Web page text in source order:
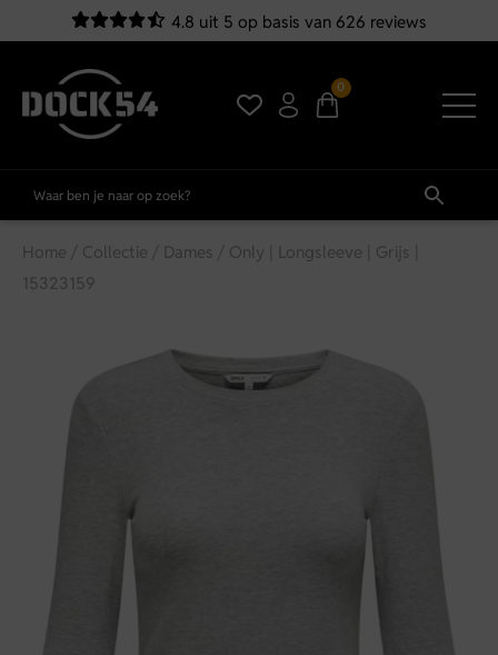
4.8 uit 5 op basis van 626 reviews
0
Home / Collectie / Dames / Only | Longsleeve | Grijs |
15323159